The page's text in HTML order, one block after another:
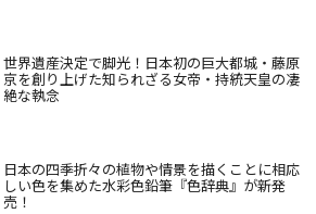
世界遺産決定で脚光！日本初の巨大都城・藤原
京を創り上げた知られざる女帝・持統天皇の凄
絶な執念
日本の四季折々の植物や情景を描くことに相応
しい色を集めた水彩色鉛筆『色辞典』が新発
売！